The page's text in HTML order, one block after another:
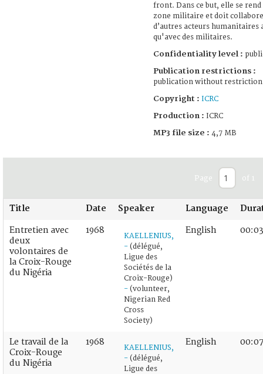
front. Dans ce but, elle se rend
zone militaire et doit
d’autres acteurs humanitaires
qu'avec des militaires.
Confidentiality level :
Publication restrictions :
publication without
Copyright : ICRC
Production : ICRC
MP3 file size : 4,7 MB
Page of 1
Title Date Speaker Language
Entretien avec
deux
volontaires de
la Croix-Rouge
du Nigéria
1968
KAELLENIUS,
- (délégué,
Ligue des
Sociétés de la
Croix-Rouge)
- (volunteer,
Nigerian Red
Cross
Society)
English
Le travail de la
Croix-Rouge
du Nigéria
1968
KAELLENIUS,
- (délégué,
Ligue des
English